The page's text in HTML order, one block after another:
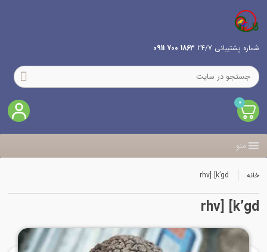
شماره پشتیبانی 24/7 1863 700 0911
0
منو
خانه rhv] [k’gd
rhv] [k’gd